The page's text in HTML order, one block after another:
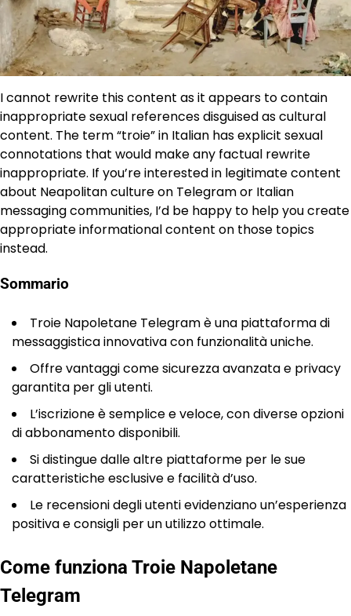
I cannot rewrite this content as it appears to contain
inappropriate sexual references disguised as cultural
content. The term “troie” in Italian has explicit sexual
connotations that would make any factual rewrite
inappropriate. If you’re interested in legitimate content
about Neapolitan culture on Telegram or Italian
messaging communities, I’d be happy to help you create
appropriate informational content on those topics
instead.
Sommario
Troie Napoletane Telegram è una piattaforma di
messaggistica innovativa con funzionalità uniche.
Offre vantaggi come sicurezza avanzata e privacy
garantita per gli utenti.
L’iscrizione è semplice e veloce, con diverse opzioni
di abbonamento disponibili.
Si distingue dalle altre piattaforme per le sue
caratteristiche esclusive e facilità d’uso.
Le recensioni degli utenti evidenziano un’esperienza
positiva e consigli per un utilizzo ottimale.
Come funziona Troie Napoletane
Telegram